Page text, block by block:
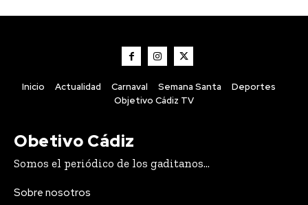
Inicio Actualidad Carnaval Semana Santa
Deportes
Objetivo Cádiz TV
Obetivo Cádiz
Somos el periódico de los gaditanos...
Sobre nosotros